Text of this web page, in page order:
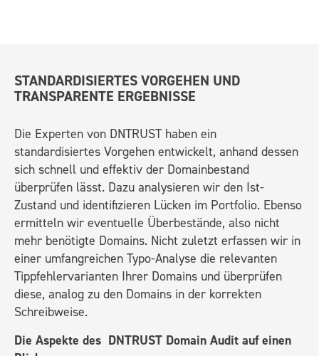
STANDARDISIERTES VORGEHEN UND
TRANSPARENTE ERGEBNISSE
Die Experten von DNTRUST haben ein
standardisiertes Vorgehen entwickelt, anhand dessen
sich schnell und effektiv der Domainbestand
überprüfen lässt. Dazu analysieren wir den Ist-
Zustand und identifizieren Lücken im Portfolio. Ebenso
ermitteln wir eventuelle Überbestände, also nicht
mehr benötigte Domains. Nicht zuletzt erfassen wir in
einer umfangreichen Typo-Analyse die relevanten
Tippfehlervarianten Ihrer Domains und überprüfen
diese, analog zu den Domains in der korrekten
Schreibweise.
Die Aspekte des DNTRUST Domain Audit auf einen